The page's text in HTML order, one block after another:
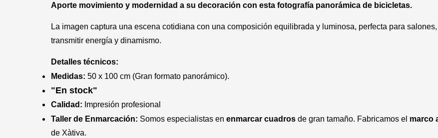
Aporte movimiento y modernidad a su decoración con esta fotografía panorámica de bicicletas.
La imagen captura una escena cotidiana con una composición equilibrada y luminosa, perfecta para
transmitir energía y dinamismo.
Detalles técnicos:
Medidas: 50 x 100 cm (Gran formato panorámico).
"En stock"
Calidad: Impresión profesional
Taller de Enmarcación: Somos especialistas en enmarcar cuadros de gran tamaño. Fabricamos el marco
de Xàtiva.